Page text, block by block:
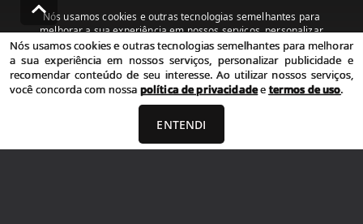
Nós usamos cookies e outras tecnologias semelhantes para
melhorar a sua experiência em nossos serviços, personalizar
publicidade e recomendar conteúdo de seu interesse. Ao utilizar
nossos serviços, você concorda com nossa política de privacidade e
termos de uso.
Política de Privacidade Termos de uso
Nós usamos cookies e outras tecnologias semelhantes para melhorar
a sua experiência em nossos serviços, personalizar publicidade e
recomendar conteúdo de seu interesse. Ao utilizar nossos serviços,
você concorda com nossa política de privacidadeetermos de uso.
ENTENDI